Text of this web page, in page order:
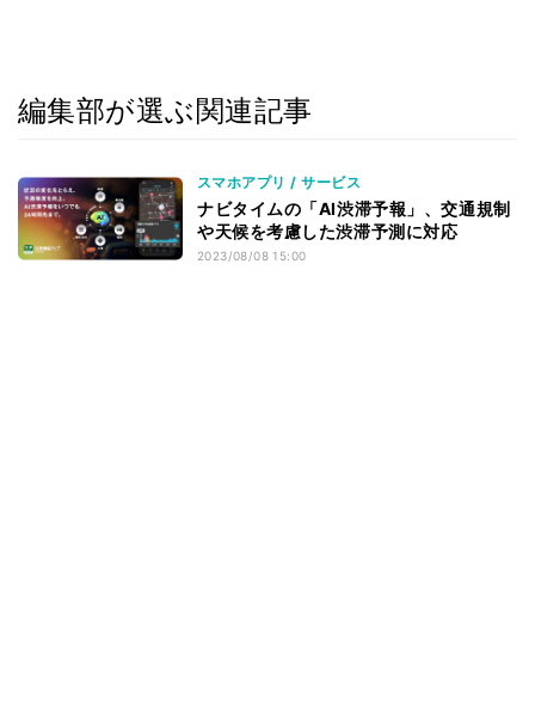
編集部が選ぶ関連記事
スマホアプリ / サービス
ナビタイムの「AI渋滞予報」、交通規制
や天候を考慮した渋滞予測に対応
2023/08/08 15:00